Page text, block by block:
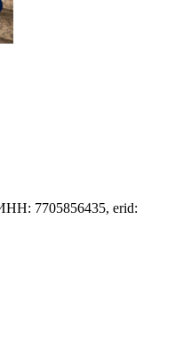
7705856435, erid: